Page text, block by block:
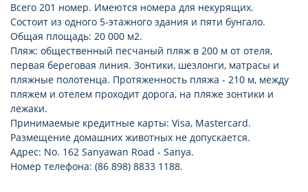
Всего 201 номер. Имеются номера для некурящих.
Состоит из одного 5-этажного здания и пяти бунгало.
Общая площадь: 20 000 м2.
Пляж: общественный песчаный пляж в 200 м от отеля,
первая береговая линия. Зонтики, шезлонги, матрасы и
пляжные полотенца. Протяженность пляжа - 210 м, между
пляжем и отелем проходит дорога, на пляже зонтики и
лежаки.
Принимаемые кредитные карты: Visa, Mastercard.
Размещение домашних животных не допускается.
Адрес: No. 162 Sanyawan Road - Sanya.
Номер телефона: (86 898) 8833 1188.